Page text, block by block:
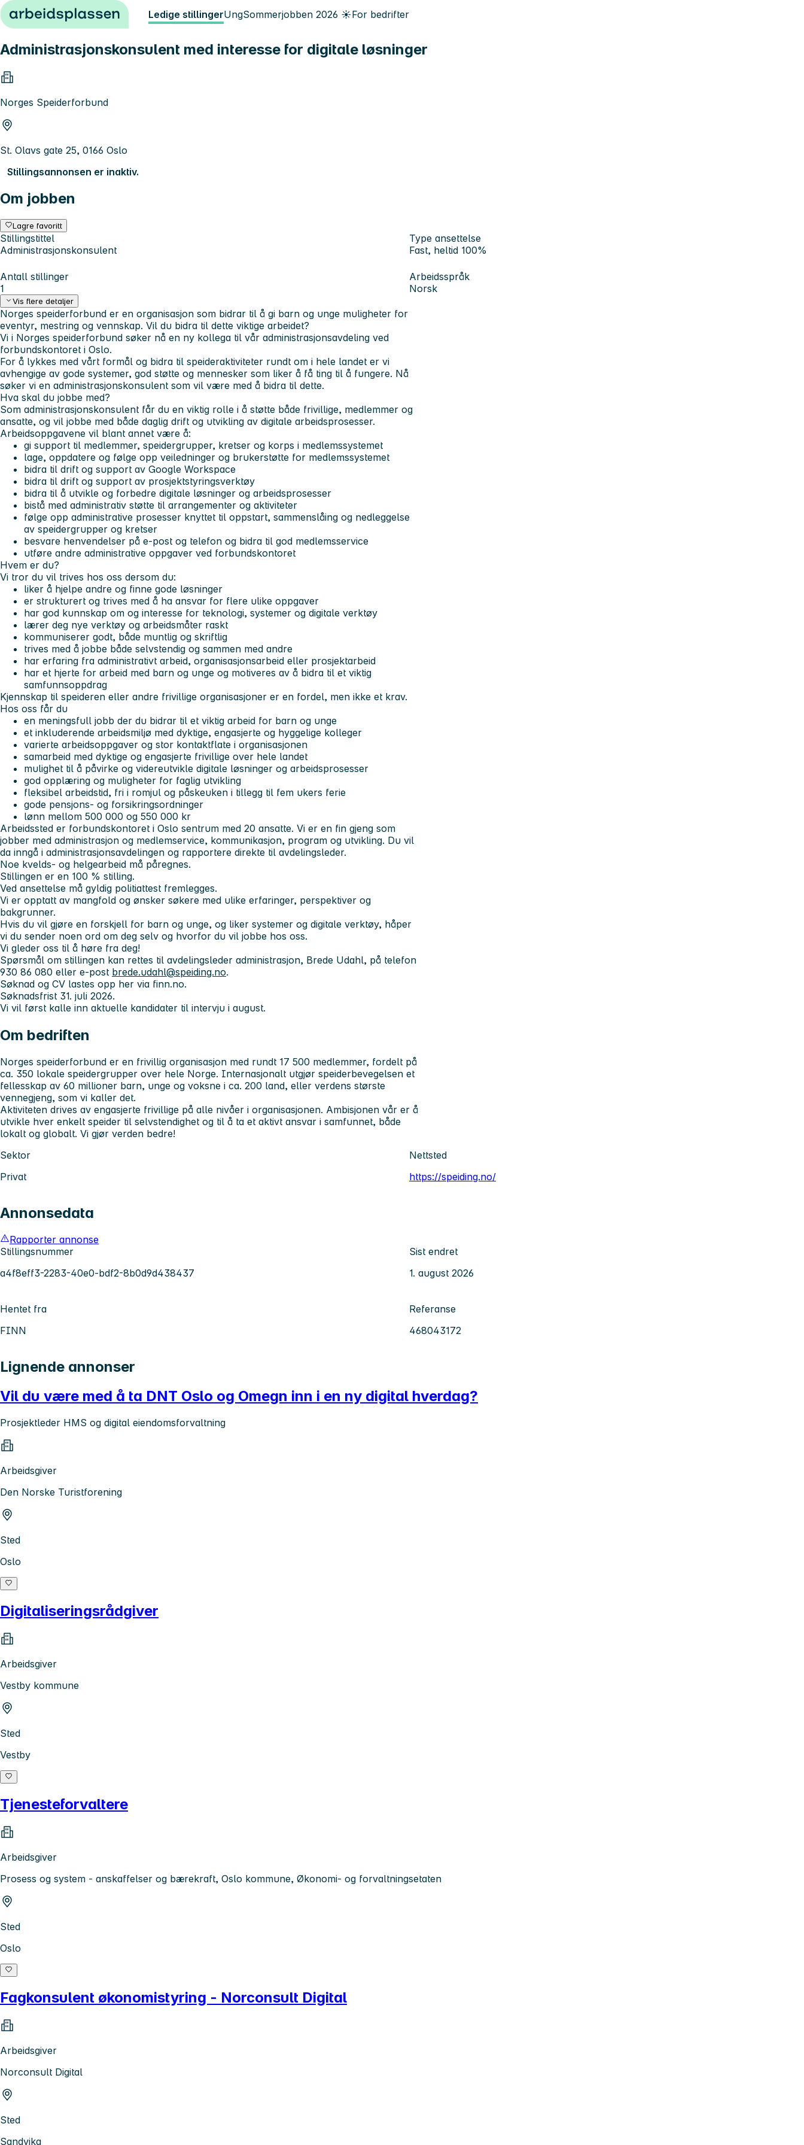
Hopp til innhold Ledige stillingerUngSommerjobben 2026 ☀️For bedrifter
Administrasjonskonsulent med interesse for digitale løsninger
Norges Speiderforbund
St. Olavs gate 25, 0166 Oslo
Stillingsannonsen er inaktiv.
Om jobben
Lagre favoritt
Stillingstittel
Administrasjonskonsulent
Type ansettelse
Fast, heltid 100%
Antall stillinger
1
Arbeidsspråk
Norsk
Vis flere detaljer
Norges speiderforbund er en organisasjon som bidrar til å gi barn og unge muligheter for
eventyr, mestring og vennskap. Vil du bidra til dette viktige arbeidet?
Vi i Norges speiderforbund søker nå en ny kollega til vår administrasjonsavdeling ved
forbundskontoret i Oslo.
For å lykkes med vårt formål og bidra til speideraktiviteter rundt om i hele landet er vi
avhengige av gode systemer, god støtte og mennesker som liker å få ting til å fungere. Nå
søker vi en administrasjonskonsulent som vil være med å bidra til dette.
Hva skal du jobbe med?
Som administrasjonskonsulent får du en viktig rolle i å støtte både frivillige, medlemmer og
ansatte, og vil jobbe med både daglig drift og utvikling av digitale arbeidsprosesser.
Arbeidsoppgavene vil blant annet være å:
gi support til medlemmer, speidergrupper, kretser og korps i medlemssystemet
lage, oppdatere og følge opp veiledninger og brukerstøtte for medlemssystemet
bidra til drift og support av Google Workspace
bidra til drift og support av prosjektstyringsverktøy
bidra til å utvikle og forbedre digitale løsninger og arbeidsprosesser
bistå med administrativ støtte til arrangementer og aktiviteter
følge opp administrative prosesser knyttet til oppstart, sammenslåing og nedleggelse
av speidergrupper og kretser
besvare henvendelser på e-post og telefon og bidra til god medlemsservice
utføre andre administrative oppgaver ved forbundskontoret
Hvem er du?
Vi tror du vil trives hos oss dersom du:
liker å hjelpe andre og finne gode løsninger
er strukturert og trives med å ha ansvar for flere ulike oppgaver
har god kunnskap om og interesse for teknologi, systemer og digitale verktøy
lærer deg nye verktøy og arbeidsmåter raskt
kommuniserer godt, både muntlig og skriftlig
trives med å jobbe både selvstendig og sammen med andre
har erfaring fra administrativt arbeid, organisasjonsarbeid eller prosjektarbeid
har et hjerte for arbeid med barn og unge og motiveres av å bidra til et viktig
samfunnsoppdrag
Kjennskap til speideren eller andre frivillige organisasjoner er en fordel, men ikke et krav.
Hos oss får du
en meningsfull jobb der du bidrar til et viktig arbeid for barn og unge
et inkluderende arbeidsmiljø med dyktige, engasjerte og hyggelige kolleger
varierte arbeidsoppgaver og stor kontaktflate i organisasjonen
samarbeid med dyktige og engasjerte frivillige over hele landet
mulighet til å påvirke og videreutvikle digitale løsninger og arbeidsprosesser
god opplæring og muligheter for faglig utvikling
fleksibel arbeidstid, fri i romjul og påskeuken i tillegg til fem ukers ferie
gode pensjons- og forsikringsordninger
lønn mellom 500 000 og 550 000 kr
Arbeidssted er forbundskontoret i Oslo sentrum med 20 ansatte. Vi er en fin gjeng som
jobber med administrasjon og medlemservice, kommunikasjon, program og utvikling. Du vil
da inngå i administrasjonsavdelingen og rapportere direkte til avdelingsleder.
Noe kvelds- og helgearbeid må påregnes.
Stillingen er en 100 % stilling.
Ved ansettelse må gyldig politiattest fremlegges.
Vi er opptatt av mangfold og ønsker søkere med ulike erfaringer, perspektiver og
bakgrunner.
Hvis du vil gjøre en forskjell for barn og unge, og liker systemer og digitale verktøy, håper
vi du sender noen ord om deg selv og hvorfor du vil jobbe hos oss.
Vi gleder oss til å høre fra deg!
Spørsmål om stillingen kan rettes til avdelingsleder administrasjon, Brede Udahl, på telefon
930 86 080 eller e-post brede.udahl@speiding.no.
Søknad og CV lastes opp her via finn.no.
Søknadsfrist 31. juli 2026.
Vi vil først kalle inn aktuelle kandidater til intervju i august.
Om bedriften
Norges speiderforbund er en frivillig organisasjon med rundt 17 500 medlemmer, fordelt på
ca. 350 lokale speidergrupper over hele Norge. Internasjonalt utgjør speiderbevegelsen et
fellesskap av 60 millioner barn, unge og voksne i ca. 200 land, eller verdens største
vennegjeng, som vi kaller det.
Aktiviteten drives av engasjerte frivillige på alle nivåer i organisasjonen. Ambisjonen vår er å
utvikle hver enkelt speider til selvstendighet og til å ta et aktivt ansvar i samfunnet, både
lokalt og globalt. Vi gjør verden bedre!
Sektor
Privat
Nettsted
https://speiding.no/
Annonsedata
Rapporter annonse
Stillingsnummer
a4f8eff3-2283-40e0-bdf2-8b0d9d438437
Sist endret
1. august 2026
Hentet fra
FINN
Referanse
468043172
Lignende annonser
Vil du være med å ta DNT Oslo og Omegn inn i en ny digital hverdag?
Prosjektleder HMS og digital eiendomsforvaltning
Arbeidsgiver
Den Norske Turistforening
Sted
Oslo
Digitaliseringsrådgiver
Arbeidsgiver
Vestby kommune
Sted
Vestby
Tjenesteforvaltere
Arbeidsgiver
Prosess og system - anskaffelser og bærekraft, Oslo kommune, Økonomi- og forvaltningsetaten
Sted
Oslo
Fagkonsulent økonomistyring - Norconsult Digital
Arbeidsgiver
Norconsult Digital
Sted
Sandvika